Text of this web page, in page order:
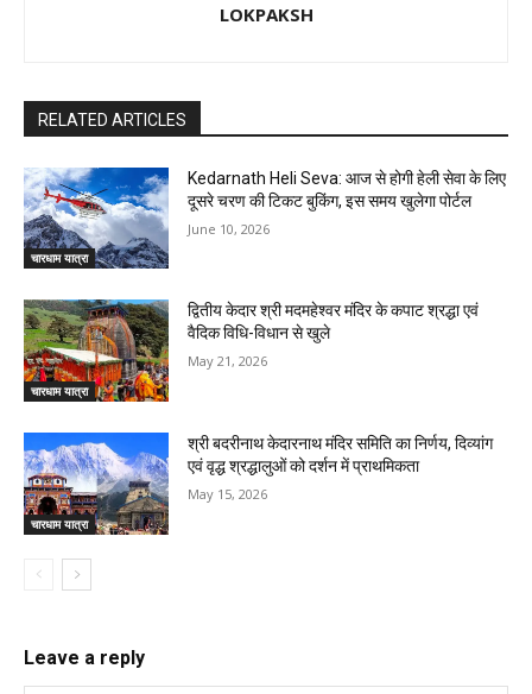
LOKPAKSH
RELATED ARTICLES
चारधाम यात्रा
Kedarnath Heli Seva: आज से होगी हेली सेवा के लिए
दूसरे चरण की टिकट बुकिंग, इस समय खुलेगा पोर्टल
June 10, 2026
चारधाम यात्रा
द्वितीय केदार श्री मदमहेश्वर मंदिर के कपाट श्रद्धा एवं
वैदिक विधि-विधान से खुले
May 21, 2026
चारधाम यात्रा
श्री बदरीनाथ केदारनाथ मंदिर समिति का निर्णय, दिव्यांग
एवं वृद्ध श्रद्धालुओं को दर्शन में प्राथमिकता
May 15, 2026
Leave a reply